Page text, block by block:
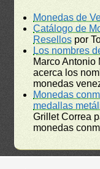
Monedas de
Catálogo de
Resellos por
Los nombres
Marco Antonio
acerca los
monedas
Monedas
medallas
Grillet Correa
monedas